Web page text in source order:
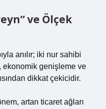
ve Ölçek
anılır; iki nur sahibi
ekonomik genişleme ve
dikkat çekicidir.
artan ticaret ağları